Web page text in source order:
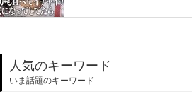
人気のキーワード
いま話題のキーワード